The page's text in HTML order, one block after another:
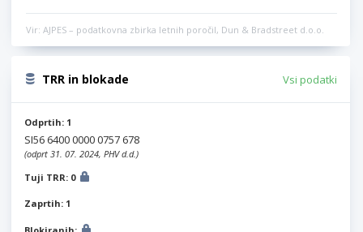
Vir: AJPES – podatkovna zbirka letnih poročil, Dun & Bradstreet d.o.o.
TRR in blokade Vsi podatki
Odprtih: 1
SI56 6400 0000 0757 678
(odprt 31. 07. 2024, PHV d.d.)
Tuji TRR: 0
Zaprtih: 1